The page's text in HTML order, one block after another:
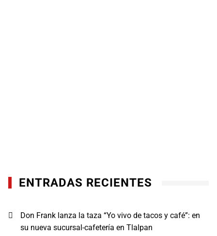
ENTRADAS RECIENTES
Don Frank lanza la taza “Yo vivo de tacos y café”: en
su nueva sucursal-cafetería en Tlalpan